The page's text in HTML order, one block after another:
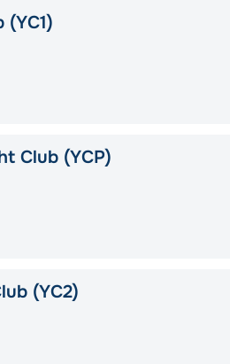
Club (YCP)
(YC2)